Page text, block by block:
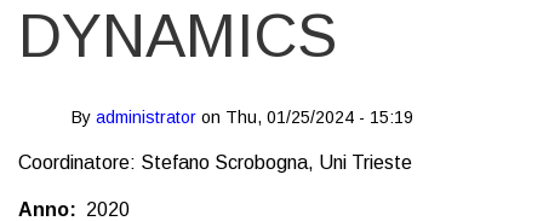
DYNAMICS
By administrator on Thu, 01/25/2024 - 15:19
Coordinatore: Stefano Scrobogna, Uni Trieste
Anno
2020